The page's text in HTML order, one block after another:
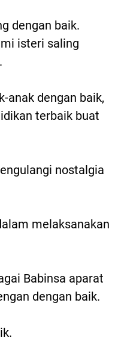
dengan baik.
isteri saling
anak dengan baik,
terbaik buat
nostalgia
melaksanakan
Babinsa aparat
dengan baik.